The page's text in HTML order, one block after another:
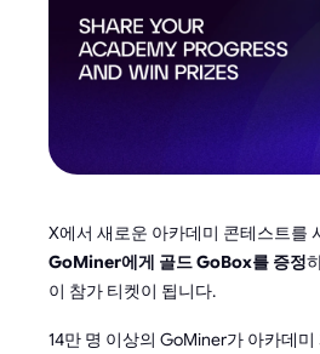
X에서 새로운 아카데미 콘테스트를
GoMiner에게 골드 GoBox를 증정
이 참가 티켓이 됩니다.
14만 명 이상의 GoMiner가 아카데